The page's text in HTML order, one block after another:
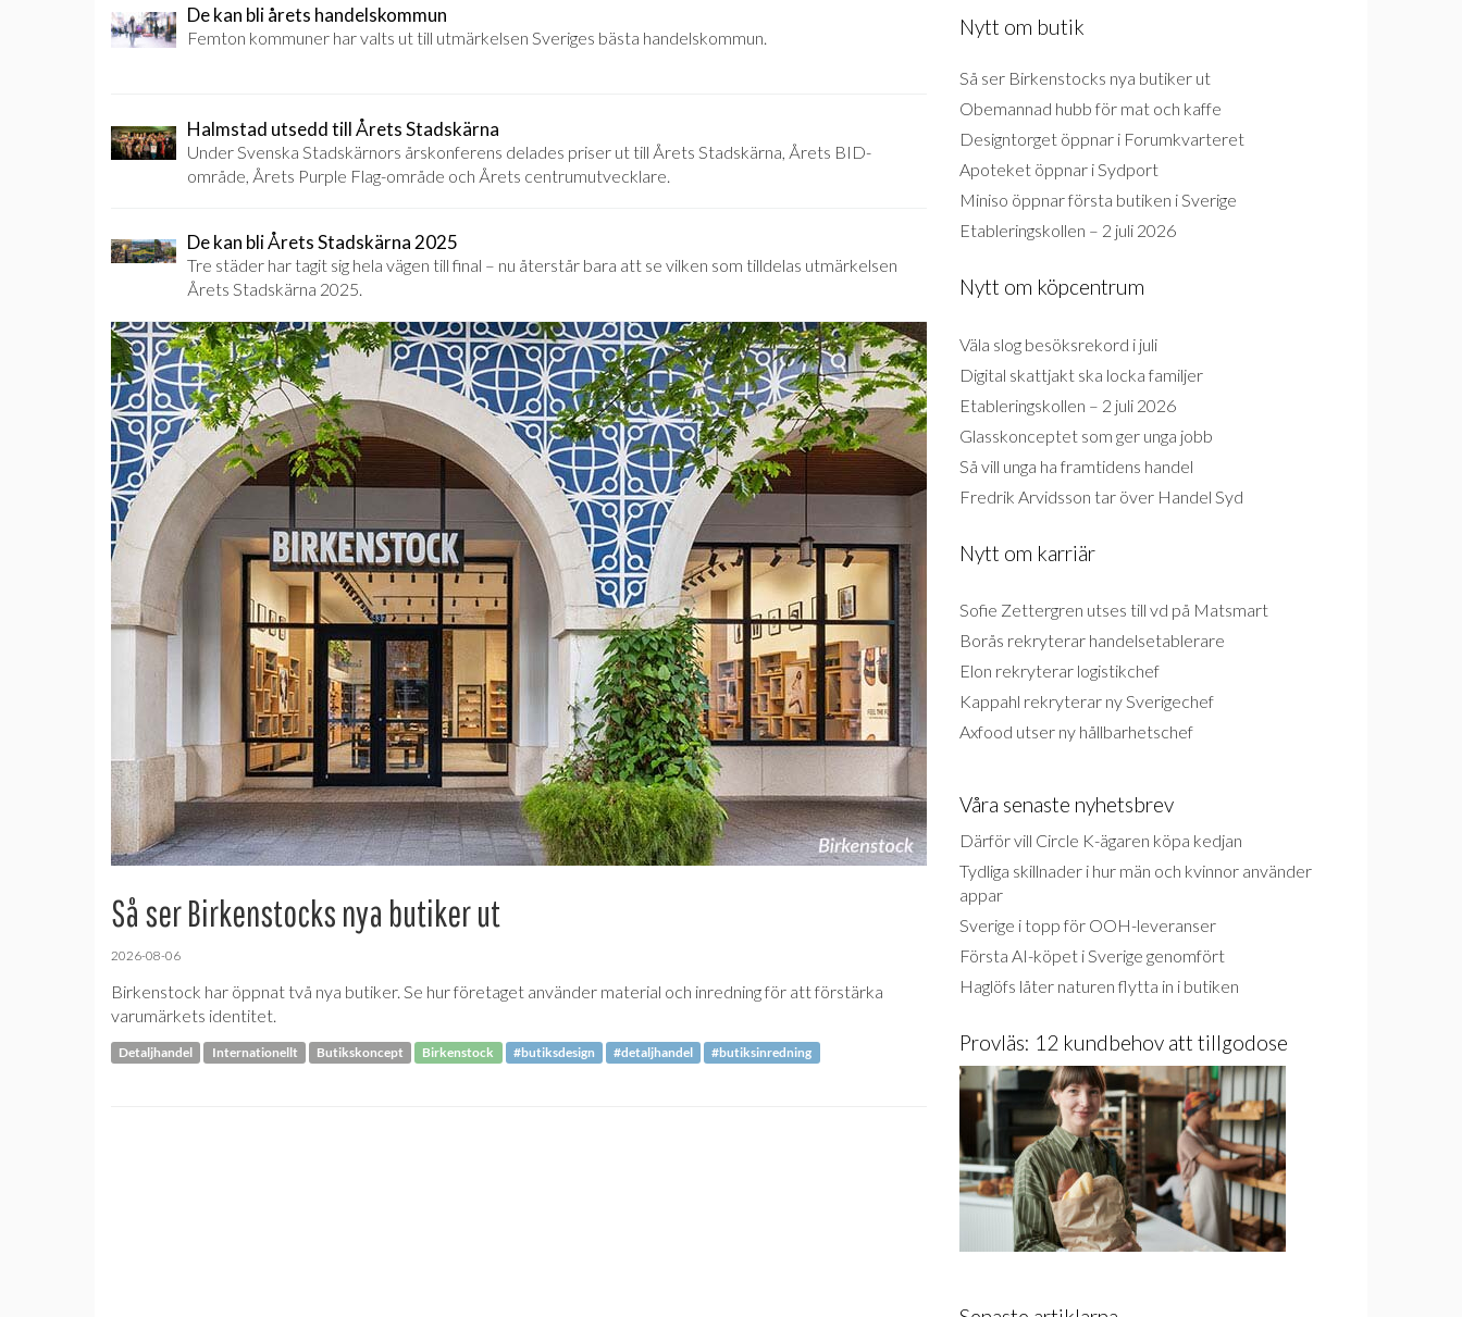
De kan bli årets handelskommun
Femton kommuner har valts ut till utmärkelsen Sveriges bästa handelskommun.
Halmstad utsedd till Årets Stadskärna
Under Svenska Stadskärnors årskonferens delades priser ut till Årets Stadskärna, Årets BID-
område, Årets Purple Flag-område och Årets centrumutvecklare.
De kan bli Årets Stadskärna 2025
Tre städer har tagit sig hela vägen till final – nu återstår bara att se vilken som tilldelas utmärkelsen
Årets Stadskärna 2025.
Så ser Birkenstocks nya butiker ut
2026-08-06
Birkenstock har öppnat två nya butiker. Se hur företaget använder material och inredning för att förstärka
varumärkets identitet.
Detaljhandel Internationellt Butikskoncept Birkenstock #butiksdesign #detaljhandel #butiksinredning
Nytt om butik
Så ser Birkenstocks nya butiker ut
Obemannad hubb för mat och kaffe
Designtorget öppnar i Forumkvarteret
Apoteket öppnar i Sydport
Miniso öppnar första butiken i Sverige
Etableringskollen – 2 juli 2026
Nytt om köpcentrum
Väla slog besöksrekord i juli
Digital skattjakt ska locka familjer
Etableringskollen – 2 juli 2026
Glasskonceptet som ger unga jobb
Så vill unga ha framtidens handel
Fredrik Arvidsson tar över Handel Syd
Nytt om karriär
Sofie Zettergren utses till vd på Matsmart
Borås rekryterar handelsetablerare
Elon rekryterar logistikchef
Kappahl rekryterar ny Sverigechef
Axfood utser ny hållbarhetschef
Våra senaste nyhetsbrev
Därför vill Circle K-ägaren köpa kedjan
Tydliga skillnader i hur män och kvinnor använder
appar
Sverige i topp för OOH-leveranser
Första AI-köpet i Sverige genomfört
Haglöfs låter naturen flytta in i butiken
Provläs: 12 kundbehov att tillgodose